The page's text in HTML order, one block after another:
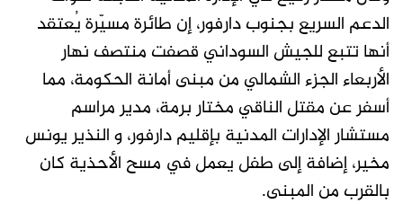
الدعم السريع بجنوب دارفور، إن طائرة مسيّرة يُعتقد
أنها تتبع للجيش السوداني قصفت منتصف نهار
الأربعاء الجزء الشمالي من مبنى أمانة الحكومة، مما
أسفر عن مقتل الناقي مختار برمة، مدير مراسم
مستشار الإدارات المدنية بإقليم دارفور، و النذير يونس
مخير، إضافة إلى طفل يعمل في مسح الأحذية كان
بالقرب من المبنى.